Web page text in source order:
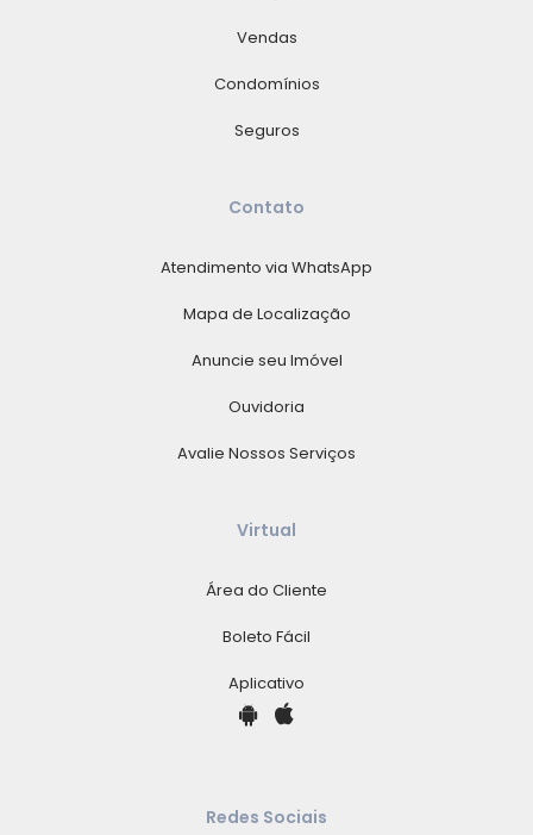
Vendas
Condomínios
Seguros
Contato
Atendimento via WhatsApp
Mapa de Localização
Anuncie seu Imóvel
Ouvidoria
Avalie Nossos Serviços
Virtual
Área do Cliente
Boleto Fácil
Aplicativo
Redes Sociais